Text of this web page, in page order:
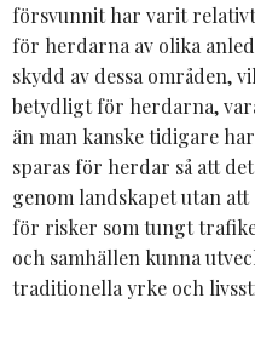
försvunnit har varit
för herdarna av olika
skydd av dessa områden,
betydligt för herdarna,
än man kanske tidigare
sparas för herdar så att
genom landskapet utan
för risker som tungt
och samhällen kunna
traditionella yrke och